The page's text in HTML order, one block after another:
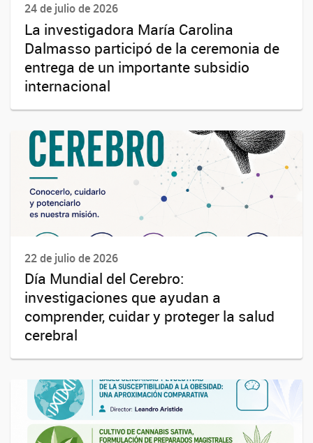
24 de julio de 2026
La investigadora María Carolina
Dalmasso participó de la ceremonia de
entrega de un importante subsidio
internacional
22 de julio de 2026
Día Mundial del Cerebro:
investigaciones que ayudan a
comprender, cuidar y proteger la salud
cerebral